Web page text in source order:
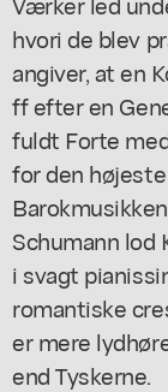
hvori de blev
angiver, at en
ff efter en
fuldt Forte
for den
Schumann lod
i svagt
romantiske
er mere
end Tyskerne.